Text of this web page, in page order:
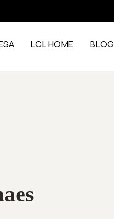
LCL HOME BLOG